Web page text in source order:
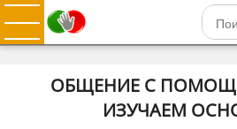
ОБЩЕНИЕ С
ИЗУЧАЕМ